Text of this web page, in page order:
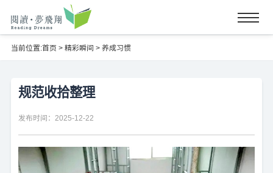
当前位置:首页 > 精彩瞬间 > 养成习惯
规范收拾整理
发布时间：2025-12-22